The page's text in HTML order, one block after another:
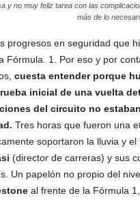
y no muy feliz tarea con las
más de lo
progresos en seguridad que
Fórmula. 1. Por eso y por
cuesta entender porque
inicial de una vuelta
del circuito no
Tres horas que fueron una
soportaron la lluvia y el
(director de carreras) y sus
Un papelón no propio del
al frente de la Fórmula